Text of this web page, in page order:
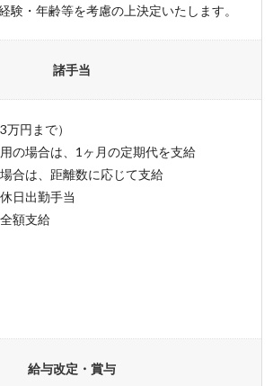
験・年齢等を考慮の上決定いたします。
諸手当
円まで）
の場合は、1ヶ月の定期代を支給
合は、距離数に応じて支給
日出勤手当
額支給
給与改定・賞与